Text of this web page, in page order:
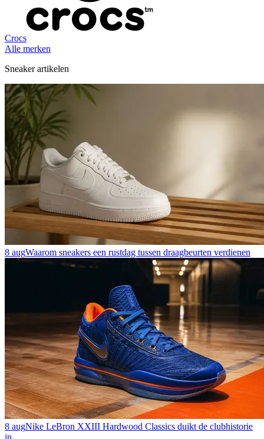
Crocs
Alle merken
Sneaker artikelen
8 augWaarom sneakers een rustdag tussen draagbeurten verdienen
8 augNike LeBron XXIII Hardwood Classics duikt de clubhistorie
in